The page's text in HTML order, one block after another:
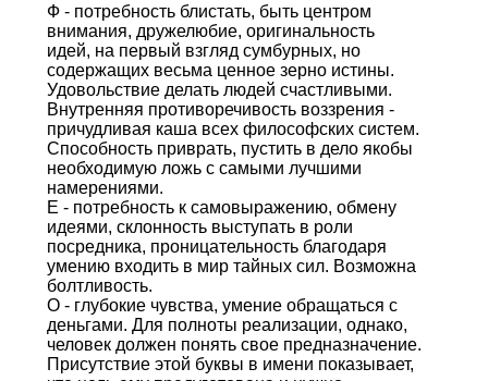
Ф - потребность блистать, быть центром
внимания, дружелюбие, оригинальность
идей, на первый взгляд сумбурных, но
содержащих весьма ценное зерно истины.
Удовольствие делать людей счастливыми.
Внутренняя противоречивость воззрения -
причудливая каша всех философских систем.
Способность приврать, пустить в дело якобы
необходимую ложь с самыми лучшими
намерениями.
Е - потребность к самовыражению, обмену
идеями, склонность выступать в роли
посредника, проницательность благодаря
умению входить в мир тайных сил. Возможна
болтливость.
О - глубокие чувства, умение обращаться с
деньгами. Для полноты реализации, однако,
человек должен понять свое предназначение.
Присутствие этой буквы в имени показывает,